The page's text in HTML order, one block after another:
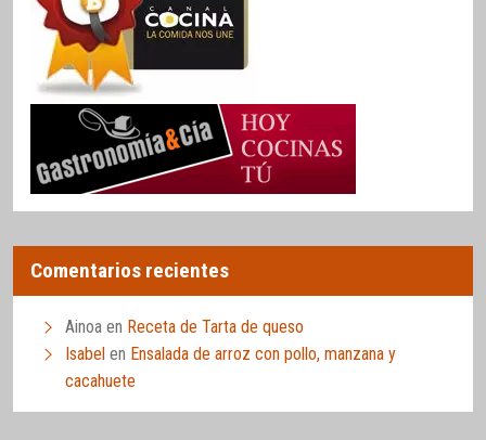
Comentarios recientes
Ainoa en Receta de Tarta de queso
Isabel en Ensalada de arroz con pollo, manzana y
cacahuete